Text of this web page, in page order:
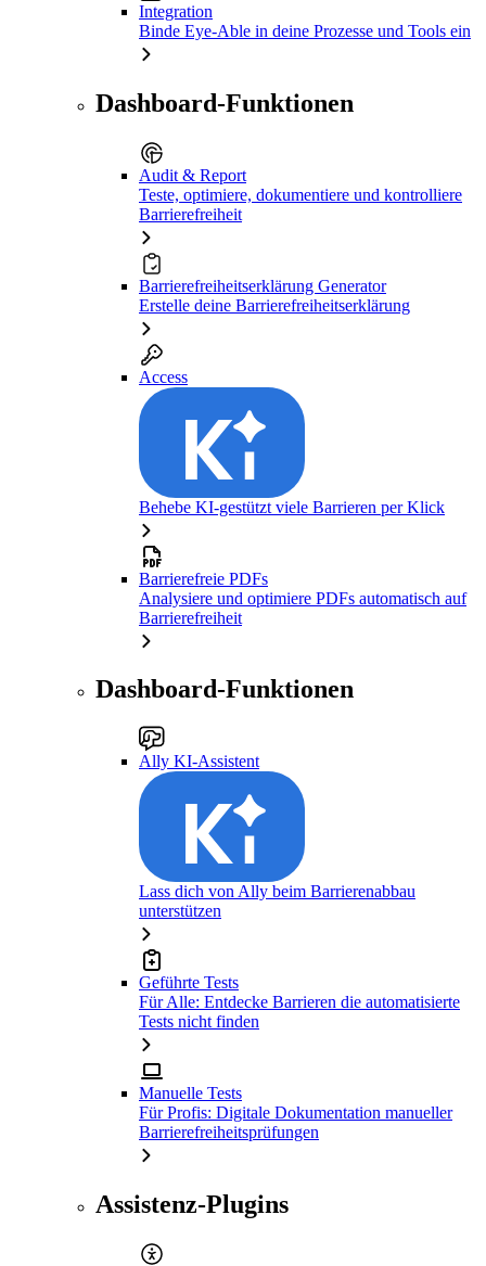
Integration
Binde Eye-Able in deine Prozesse und Tools ein
Dashboard-Funktionen
Audit & Report
Teste, optimiere, dokumentiere und kontrolliere
Barrierefreiheit
Barrierefreiheitserklärung Generator
Erstelle deine Barrierefreiheitserklärung
Access
Behebe KI-gestützt viele Barrieren per Klick
Barrierefreie PDFs
Analysiere und optimiere PDFs automatisch auf
Barrierefreiheit
Dashboard-Funktionen
Ally KI-Assistent
Lass dich von Ally beim Barrierenabbau
unterstützen
Geführte Tests
Für Alle: Entdecke Barrieren die automatisierte
Tests nicht finden
Manuelle Tests
Für Profis: Digitale Dokumentation manueller
Barrierefreiheitsprüfungen
Assistenz-Plugins